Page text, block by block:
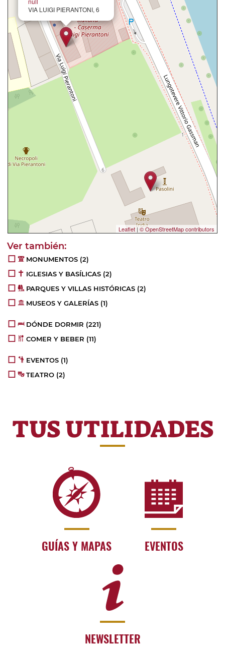
VIA LUIGI PIERANTONI, 6
Leaflet|© OpenStreetMap contributors
MONUMENTOS (2)
IGLESIAS Y BASÍLICAS (2)
PARQUES Y VILLAS HISTÓRICAS (2)
MUSEOS Y GALERÍAS (1)
DÓNDE DORMIR (221)
COMER Y BEBER (11)
EVENTOS (1)
TEATRO (2)
TUS UTILIDADES
GUÍAS Y MAPAS EVENTOS
NEWSLETTER